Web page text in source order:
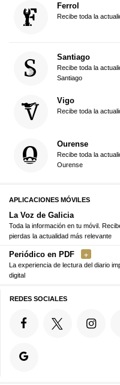
Ferrol
Recibe toda la
Santiago
Recibe toda la
Santiago
Vigo
Recibe toda la
Ourense
Recibe toda la
Ourense
APLICACIONES MÓVILES
La Voz de Galicia
Toda la información en tu móvil.
pierdas la actualidad más relevante
Periódico en PDF
La experiencia de lectura del diario
digital
REDES SOCIALES